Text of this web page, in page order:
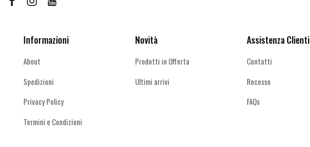
FacebookInstagramYoutube
Informazioni
About
Spedizioni
Privacy Policy
Termini e Condizioni
Novità
Prodotti in Offerta
Ultimi arrivi
Assistenza Clienti
Contatti
Recesso
FAQs